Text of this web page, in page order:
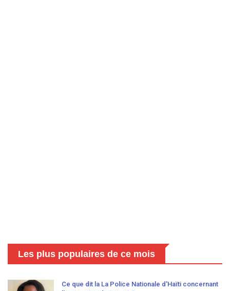
Les plus populaires de ce mois
Ce que dit la La Police Nationale d'Haïti concernant